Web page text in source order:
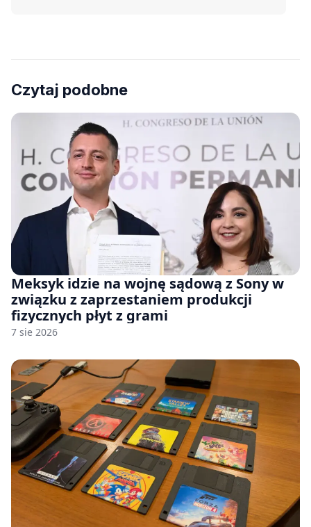
Czytaj podobne
Meksyk idzie na wojnę sądową z Sony w
związku z zaprzestaniem produkcji
fizycznych płyt z grami
7 sie 2026